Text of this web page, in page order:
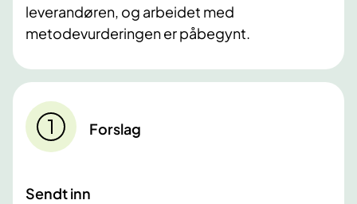
leverandøren, og arbeidet med
metodevurderingen er påbegynt.
Forslag
Sendt inn